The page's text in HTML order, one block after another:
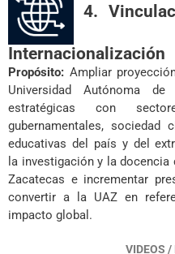
4.
Internacionalización
Propósito: Ampliar
Universidad Autónoma de
estratégicas con
gubernamentales,
educativas del país y del
la investigación y la docencia
Zacatecas e incrementar
convertir a la UAZ en
impacto global.
VIDEOS /